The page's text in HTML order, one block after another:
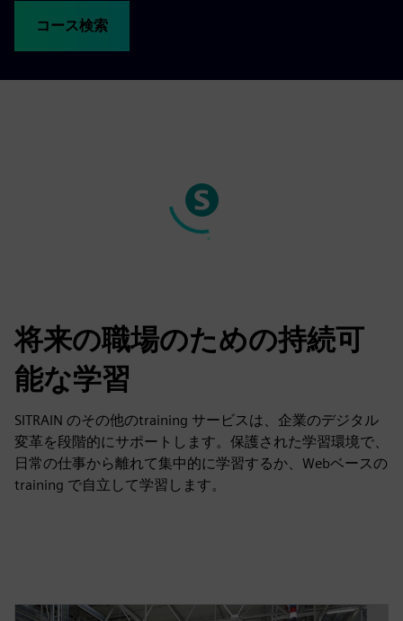
コース検索
将来の職場のための持続可
能な学習
SITRAIN のその他のtraining サービスは、企業のデジタル
変革を段階的にサポートします。保護された学習環境で、
日常の仕事から離れて集中的に学習するか、Webベースの
training で自立して学習します。